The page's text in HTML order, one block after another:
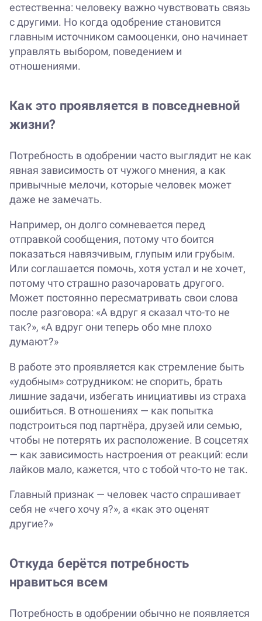
естественна: человеку важно чувствовать связь
с другими. Но когда одобрение становится
главным источником самооценки, оно начинает
управлять выбором, поведением и
отношениями.
Как это проявляется в повседневной
жизни?
Потребность в одобрении часто выглядит не как
явная зависимость от чужого мнения, а как
привычные мелочи, которые человек может
даже не замечать.
Например, он долго сомневается перед
отправкой сообщения, потому что боится
показаться навязчивым, глупым или грубым.
Или соглашается помочь, хотя устал и не хочет,
потому что страшно разочаровать другого.
Может постоянно пересматривать свои слова
после разговора: «А вдруг я сказал что-то не
так?», «А вдруг они теперь обо мне плохо
думают?»
В работе это проявляется как стремление быть
«удобным» сотрудником: не спорить, брать
лишние задачи, избегать инициативы из страха
ошибиться. В отношениях — как попытка
подстроиться под партнёра, друзей или семью,
чтобы не потерять их расположение. В соцсетях
— как зависимость настроения от реакций: если
лайков мало, кажется, что с тобой что-то не так.
Главный признак — человек часто спрашивает
себя не «чего хочу я?», а «как это оценят
другие?»
Откуда берётся потребность
нравиться всем
Потребность в одобрении обычно не появляется